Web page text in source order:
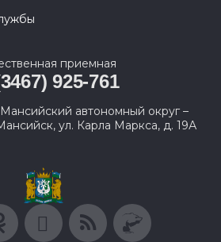
приемная
925-761
автономный округ –
ул. Карла Маркса, д. 19А